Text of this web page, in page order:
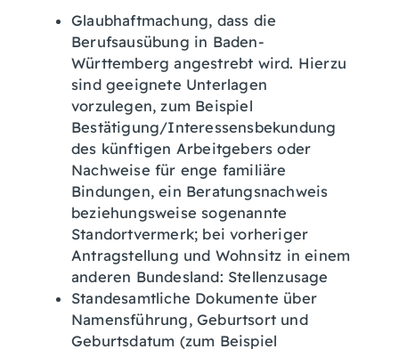
Glaubhaftmachung, dass die
Berufsausübung in Baden-
Württemberg angestrebt wird. Hierzu
sind geeignete Unterlagen
vorzulegen, zum Beispiel
Bestätigung/Interessensbekundung
des künftigen Arbeitgebers oder
Nachweise für enge familiäre
Bindungen, ein Beratungsnachweis
beziehungsweise sogenannte
Standortvermerk; bei vorheriger
Antragstellung und Wohnsitz in einem
anderen Bundesland: Stellenzusage
Standesamtliche Dokumente über
Namensführung, Geburtsort und
Geburtsdatum (zum Beispiel